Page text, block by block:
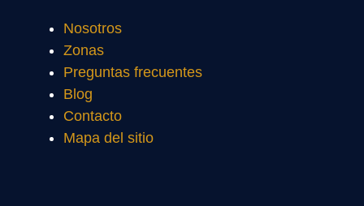
Nosotros
Zonas
Preguntas frecuentes
Blog
Contacto
Mapa del sitio